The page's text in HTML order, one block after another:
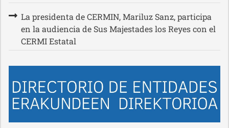
La presidenta de CERMIN, Mariluz Sanz, participa
en la audiencia de Sus Majestades los Reyes con el
CERMI Estatal